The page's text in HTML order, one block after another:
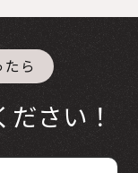
ら
さい！